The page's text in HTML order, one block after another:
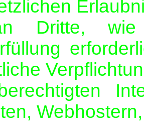
Dritte, wie